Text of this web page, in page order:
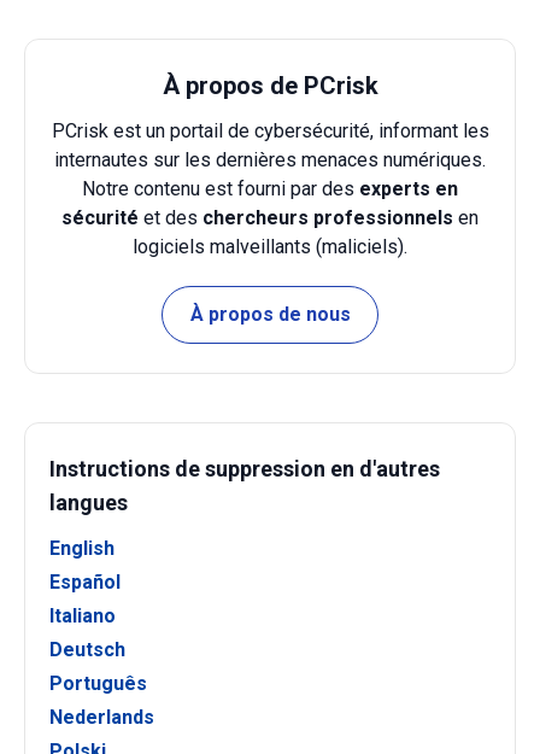
À propos de PCrisk
PCrisk est un portail de cybersécurité, informant les
internautes sur les dernières menaces numériques.
Notre contenu est fourni par des experts en
sécurité et des chercheurs professionnels en
logiciels malveillants (maliciels).
À propos de nous
Instructions de suppression en d'autres
langues
English
Español
Italiano
Deutsch
Português
Nederlands